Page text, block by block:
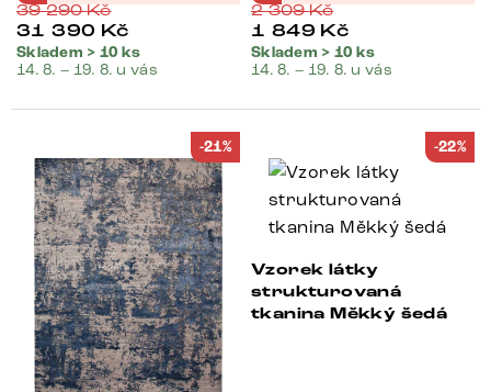
39 290Kč
31 390 Kč
Skladem > 10 ks
14. 8. – 19. 8. u vás
2 309Kč
1 849 Kč
Skladem > 10 ks
14. 8. – 19. 8. u vás
-21% -22%
Vzorek látky
strukturovaná
tkanina Měkký šedá